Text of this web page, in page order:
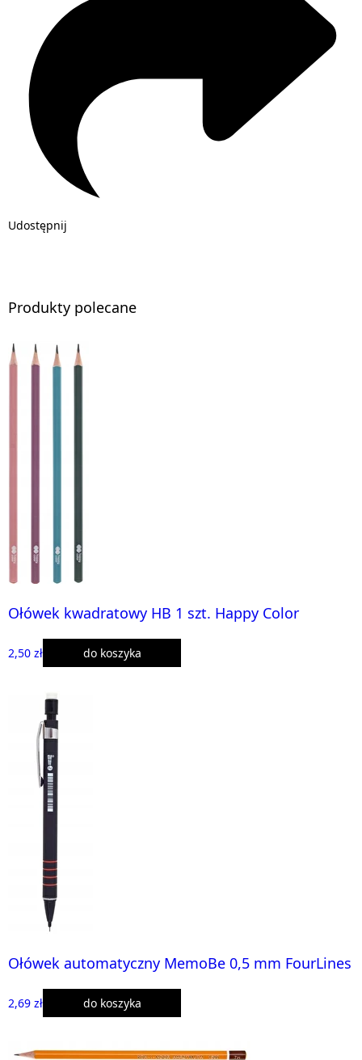
Udostępnij
Produkty polecane
Ołówek kwadratowy HB 1 szt. Happy Color
2,50 zł do koszyka
Ołówek automatyczny MemoBe 0,5 mm FourLines
2,69 zł do koszyka